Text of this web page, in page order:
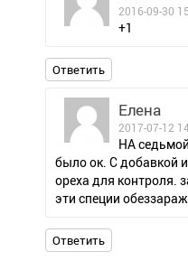
2016-09-30
+1
Ответить
Елена
2017-07-12
НА
было ок. С добавкой
ореха для контроля.
эти специи
Ответить